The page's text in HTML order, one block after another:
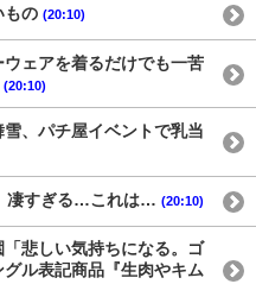
もの (20:10)
ウェアを着るだけでも一苦
(20:10)
雪、パチ屋イベントで乳当
凄すぎる…これは… (20:10)
「悲しい気持ちになる。ゴ
ル表記商品『生肉やキム